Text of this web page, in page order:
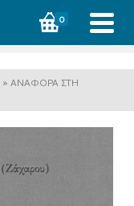
0
» ΑΝΑΦΟΡΑ ΣΤΗ